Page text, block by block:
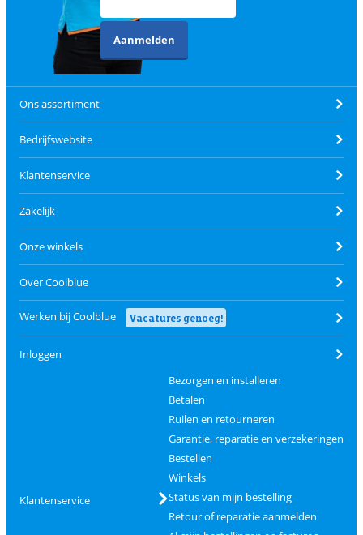
Aanmelden
Ons assortiment
Bedrijfswebsite
Klantenservice
Zakelijk
Onze winkels
Over Coolblue
Werken bij Coolblue Vacatures genoeg!
Inloggen
Klantenservice
Bezorgen en installeren
Betalen
Ruilen en retourneren
Garantie, reparatie en verzekeringen
Bestellen
Winkels
Status van mijn bestelling
Retour of reparatie aanmelden